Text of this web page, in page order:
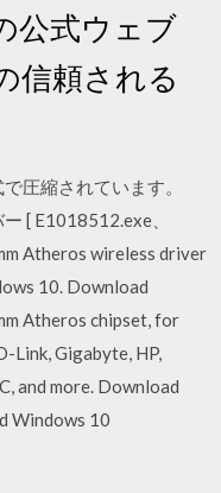
公式ウェブ
信頼される
圧縮されています。
[ E1018512.exe、
Atheros wireless driver
10. Download
Atheros chipset, for
Link, Gigabyte, HP,
and more. Download
Windows 10